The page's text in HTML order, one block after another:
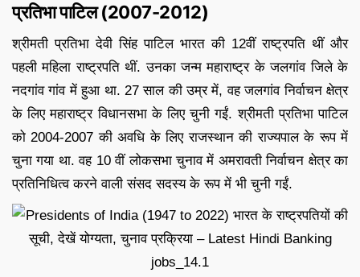
प्रतिभा पाटिल (2007-2012)
श्रीमती प्रतिभा देवी सिंह पाटिल भारत की 12वीं राष्ट्रपति थीं और
पहली महिला राष्ट्रपति थीं. उनका जन्म महाराष्ट्र के जलगांव जिले के
नदगांव गांव में हुआ था. 27 साल की उम्र में, वह जलगांव निर्वाचन क्षेत्र
के लिए महाराष्ट्र विधानसभा के लिए चुनी गईं. श्रीमती प्रतिभा पाटिल
को 2004-2007 की अवधि के लिए राजस्थान की राज्यपाल के रूप में
चुना गया था. वह 10 वीं लोकसभा चुनाव में अमरावती निर्वाचन क्षेत्र का
प्रतिनिधित्व करने वाली संसद सदस्य के रूप में भी चुनी गईं.